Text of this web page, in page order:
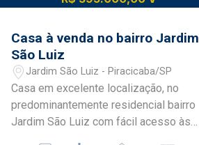
Casa à venda no bairro Jardim
São Luiz
Jardim São Luiz - Piracicaba/SP
Casa em excelente localização, no
predominantemente residencial bairro
Jardim São Luiz com fácil acesso às